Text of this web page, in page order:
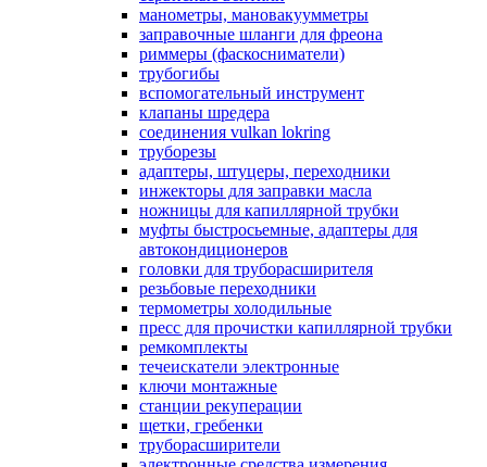
манометры, мановакуумметры
заправочные шланги для фреона
риммеры (фаскосниматели)
трубогибы
вспомогательный инструмент
клапаны шредера
соединения vulkan lokring
труборезы
адаптеры, штуцеры, переходники
инжекторы для заправки масла
ножницы для капиллярной трубки
муфты быстросьемные, адаптеры для
автокондиционеров
головки для труборасширителя
резьбовые переходники
термометры холодильные
пресс для прочистки капиллярной трубки
ремкомплекты
течеискатели электронные
ключи монтажные
станции рекуперации
щетки, гребенки
труборасширители